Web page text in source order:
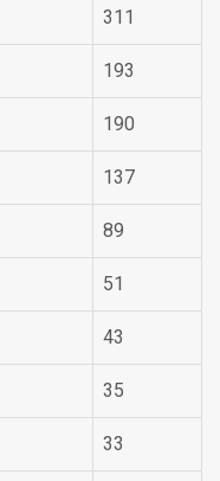
311
193
190
137
89
51
43
35
33